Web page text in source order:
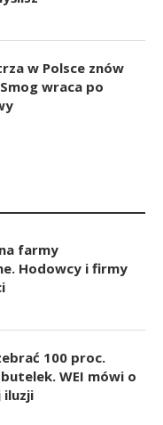
w Polsce znów
wraca po
farmy
Hodowcy i firmy
100 proc.
WEI mówi o